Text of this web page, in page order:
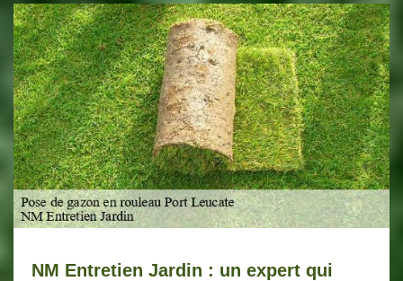
NM Entretien Jardin : un expert qui